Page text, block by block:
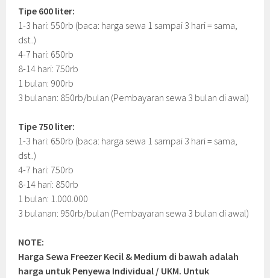
Tipe 600 liter:
1-3 hari: 550rb (baca: harga sewa 1 sampai 3 hari = sama,
dst..)
4-7 hari: 650rb
8-14 hari: 750rb
1 bulan: 900rb
3 bulanan: 850rb/bulan (Pembayaran sewa 3 bulan di awal)
Tipe 750 liter:
1-3 hari: 650rb (baca: harga sewa 1 sampai 3 hari = sama,
dst..)
4-7 hari: 750rb
8-14 hari: 850rb
1 bulan: 1.000.000
3 bulanan: 950rb/bulan (Pembayaran sewa 3 bulan di awal)
NOTE:
Harga Sewa Freezer Kecil & Medium di bawah adalah
harga untuk Penyewa Individual / UKM. Untuk